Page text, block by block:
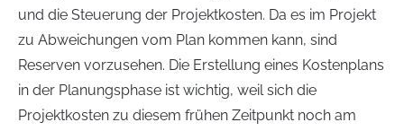
und die Steuerung der Projektkosten. Da es im Projekt
zu Abweichungen vom Plan kommen kann, sind
Reserven vorzusehen. Die Erstellung eines Kostenplans
in der Planungsphase ist wichtig, weil sich die
Projektkosten zu diesem frühen Zeitpunkt noch am